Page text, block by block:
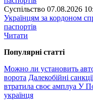
Суспiльство 07.08.2026
Українцям за кордоном
паспортів
Читати
Популярнi статтi
Можно ли установить
ворота Далекобійні
втратила своє амплуа У
українця